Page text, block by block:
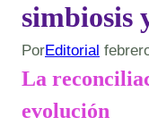
simbiosis
PorEditorial
La
evolución